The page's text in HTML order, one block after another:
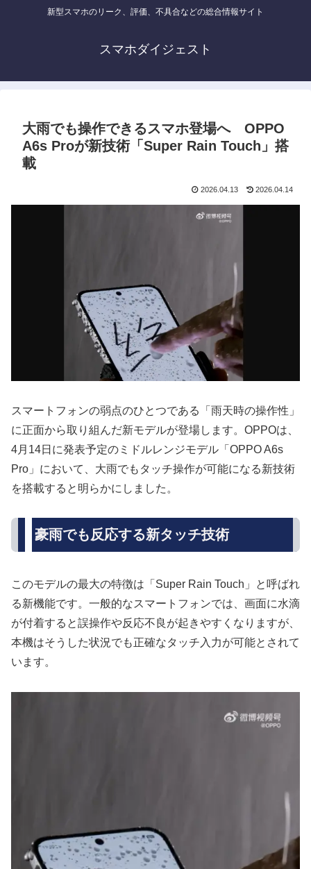
新型スマホのリーク、評価、不具合などの総合情報サイト
スマホダイジェスト
大雨でも操作できるスマホ登場へ OPPO
A6s Proが新技術「Super Rain Touch」搭
載
2026.04.13 2026.04.14
スマートフォンの弱点のひとつである「雨天時の操作性」
に正面から取り組んだ新モデルが登場します。OPPOは、
4月14日に発表予定のミドルレンジモデル「OPPO A6s
Pro」において、大雨でもタッチ操作が可能になる新技術
を搭載すると明らかにしました。
豪雨でも反応する新タッチ技術
このモデルの最大の特徴は「Super Rain Touch」と呼ばれ
る新機能です。一般的なスマートフォンでは、画面に水滴
が付着すると誤操作や反応不良が起きやすくなりますが、
本機はそうした状況でも正確なタッチ入力が可能とされて
います。